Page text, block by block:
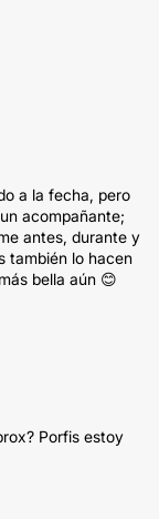
a la fecha, pero
acompañante;
antes, durante y
también lo hacen
bella aún 😊
Porfis estoy